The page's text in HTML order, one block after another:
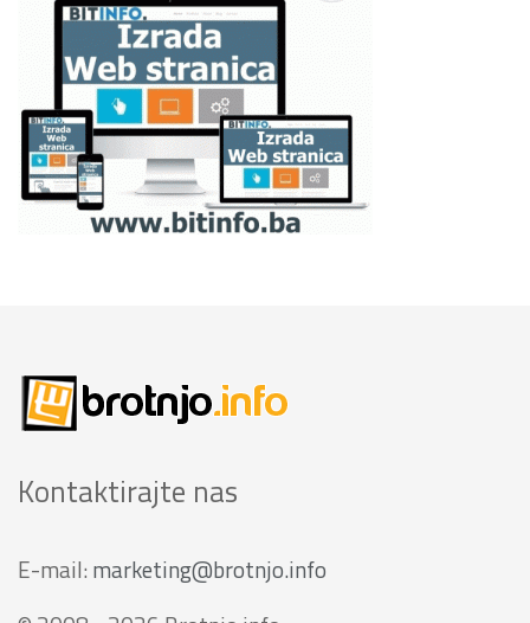
Kontaktirajte nas
E-mail: marketing@brotnjo.info